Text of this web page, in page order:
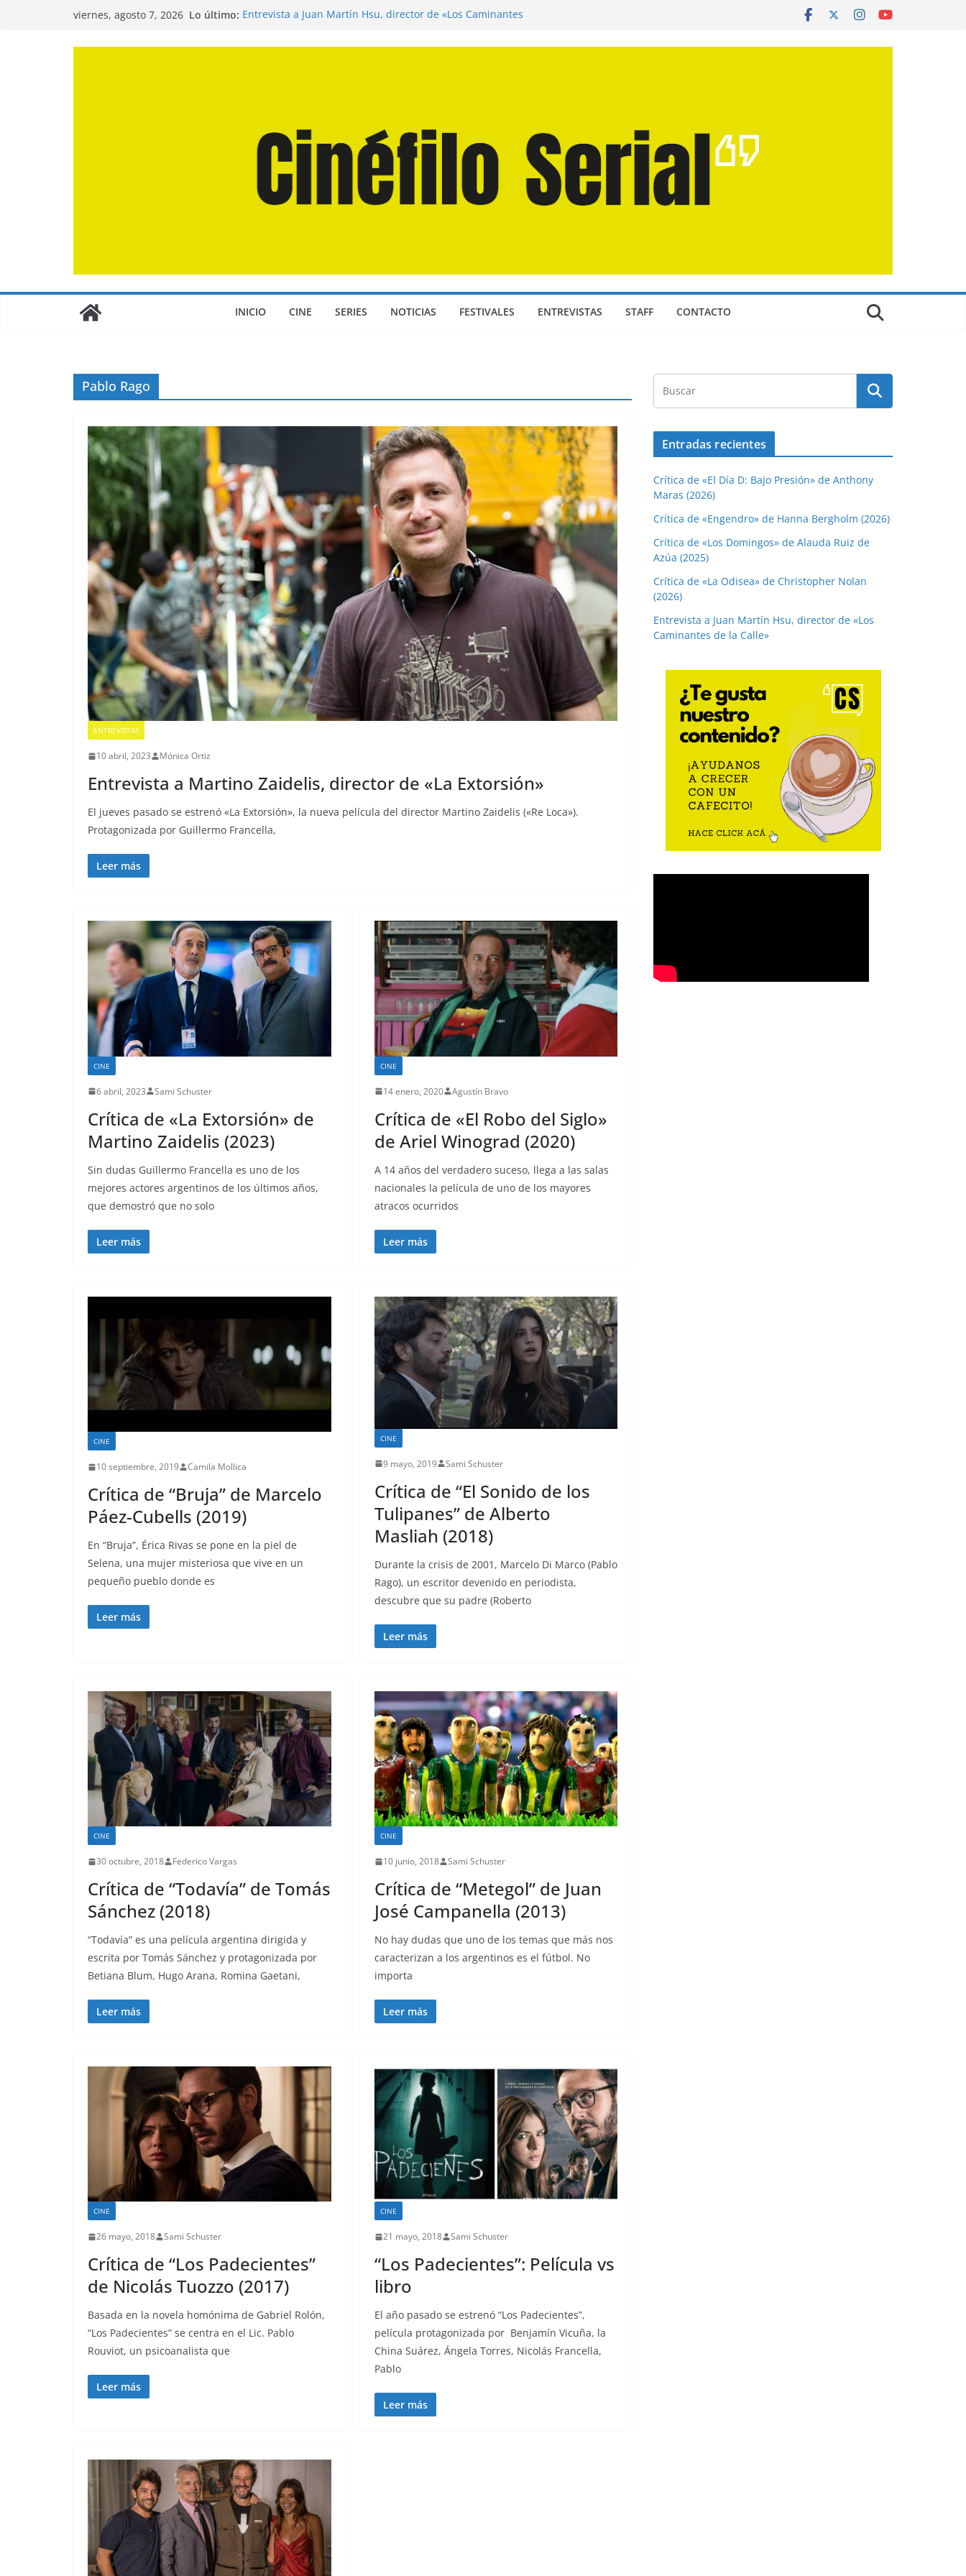
viernes, agosto 7, 2026 Lo último: Entrevista a Juan Martín Hsu, director de «Los Caminantes
INICIO CINE SERIES NOTICIAS FESTIVALES ENTREVISTAS STAFF CONTACTO
Pablo Rago
ENTREVISTAS
10 abril, 2023 Mónica Ortiz
Entrevista a Martino Zaidelis, director de «La Extorsión»
El jueves pasado se estrenó «La Extorsión», la nueva película del director Martino Zaidelis («Re Loca»).
Protagonizada por Guillermo Francella,
Leer más
CINE
6 abril, 2023 Sami Schuster
Crítica de «La Extorsión» de
Martino Zaidelis (2023)
Sin dudas Guillermo Francella es uno de los
mejores actores argentinos de los últimos años,
que demostró que no solo
Leer más
CINE
14 enero, 2020 Agustín Bravo
Crítica de «El Robo del Siglo»
de Ariel Winograd (2020)
A 14 años del verdadero suceso, llega a las salas
nacionales la película de uno de los mayores
atracos ocurridos
Leer más
CINE
10 septiembre, 2019 Camila Mollica
Crítica de “Bruja” de Marcelo
Páez-Cubells (2019)
En “Bruja”, Érica Rivas se pone en la piel de
Selena, una mujer misteriosa que vive en un
pequeño pueblo donde es
Leer más
CINE
9 mayo, 2019 Sami Schuster
Crítica de “El Sonido de los
Tulipanes” de Alberto
Masliah (2018)
Durante la crisis de 2001, Marcelo Di Marco (Pablo
Rago), un escritor devenido en periodista,
descubre que su padre (Roberto
Leer más
CINE
30 octubre, 2018 Federico Vargas
Crítica de “Todavía” de Tomás
Sánchez (2018)
“Todavía” es una película argentina dirigida y
escrita por Tomás Sánchez y protagonizada por
Betiana Blum, Hugo Arana, Romina Gaetani,
Leer más
CINE
10 junio, 2018 Sami Schuster
Crítica de “Metegol” de Juan
José Campanella (2013)
No hay dudas que uno de los temas que más nos
caracterizan a los argentinos es el fútbol. No
importa
Leer más
CINE
26 mayo, 2018 Sami Schuster
Crítica de “Los Padecientes”
de Nicolás Tuozzo (2017)
Basada en la novela homónima de Gabriel Rolón,
“Los Padecientes” se centra en el Lic. Pablo
Rouviot, un psicoanalista que
Leer más
CINE
21 mayo, 2018 Sami Schuster
“Los Padecientes”: Película vs
libro
El año pasado se estrenó “Los Padecientes”,
película protagonizada por Benjamín Vicuña, la
China Suárez, Ángela Torres, Nicolás Francella,
Pablo
Leer más
Entradas recientes
Crítica de «El Día D: Bajo Presión» de Anthony
Maras (2026)
Crítica de «Engendro» de Hanna Bergholm (2026)
Crítica de «Los Domingos» de Alauda Ruiz de
Azúa (2025)
Crítica de «La Odisea» de Christopher Nolan
(2026)
Entrevista a Juan Martín Hsu, director de «Los
Caminantes de la Calle»